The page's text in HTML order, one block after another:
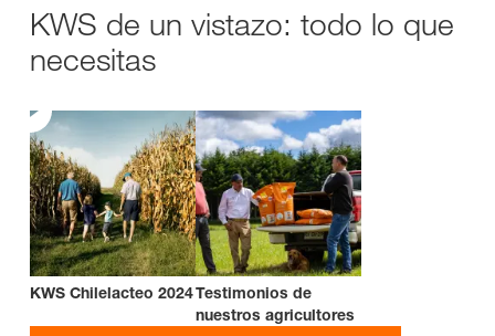
KWS de un vistazo: todo lo que
necesitas
KWS Chilelacteo 2024Testimonios de
nuestros agricultores